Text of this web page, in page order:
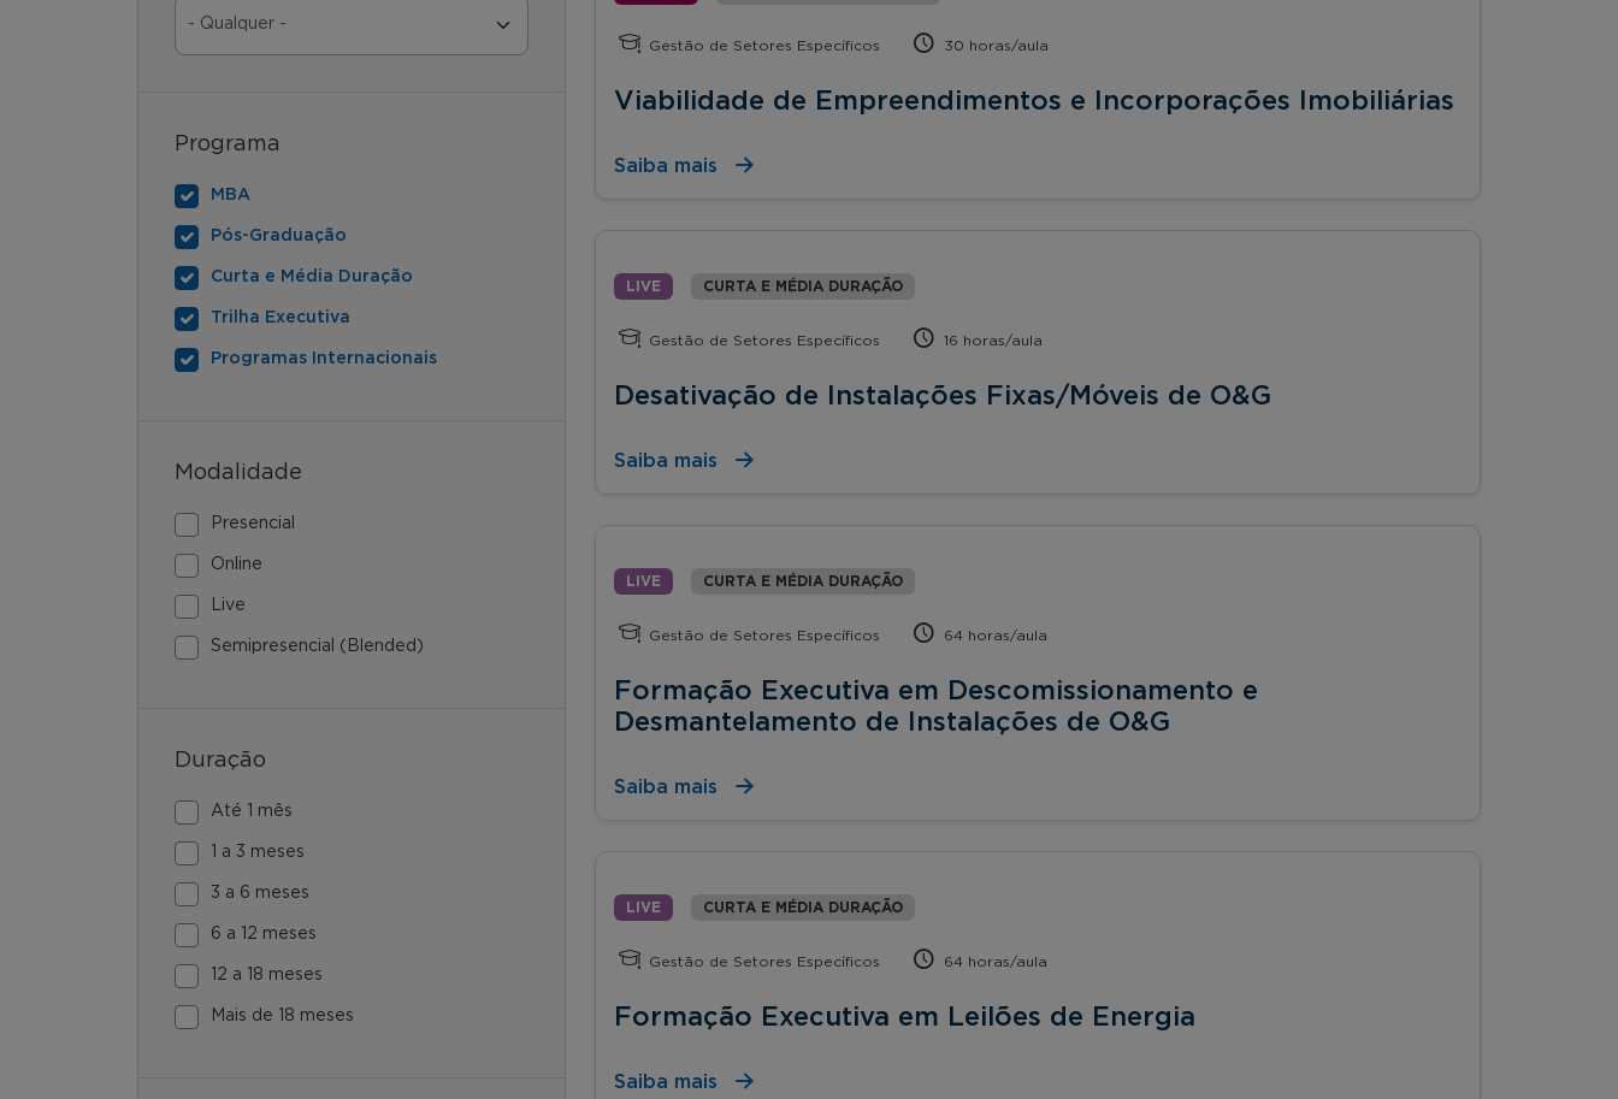
Programa
MBA
Pós-Graduação
Curta e Média Duração
Trilha Executiva
Programas Internacionais
Modalidade
Presencial
Online
Live
Semipresencial (Blended)
Duração
Até 1 mês
1 a 3 meses
3 a 6 meses
6 a 12 meses
12 a 18 meses
Mais de 18 meses
Gestão de Setores Específicos 30 horas/aula
Viabilidade de Empreendimentos e Incorporações Imobiliárias
Saiba mais
LIVE CURTA E MÉDIA DURAÇÃO
Gestão de Setores Específicos 16 horas/aula
Desativação de Instalações Fixas/Móveis de O&G
Saiba mais
LIVE CURTA E MÉDIA DURAÇÃO
Gestão de Setores Específicos 64 horas/aula
Formação Executiva em Descomissionamento e
Desmantelamento de Instalações de O&G
Saiba mais
LIVE CURTA E MÉDIA DURAÇÃO
Gestão de Setores Específicos 64 horas/aula
Formação Executiva em Leilões de Energia
Saiba mais